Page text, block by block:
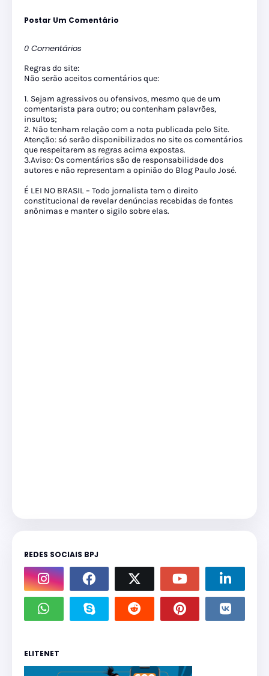
Postar Um Comentário
0 Comentários
Regras do site:
Não serão aceitos comentários que:
1. Sejam agressivos ou ofensivos, mesmo que de um
comentarista para outro; ou contenham palavrões,
insultos;
2. Não tenham relação com a nota publicada pelo Site.
Atenção: só serão disponibilizados no site os comentários
que respeitarem as regras acima expostas.
3.Aviso: Os comentários são de responsabilidade dos
autores e não representam a opinião do Blog Paulo José.
É LEI NO BRASIL – Todo jornalista tem o direito
constitucional de revelar denúncias recebidas de fontes
anônimas e manter o sigilo sobre elas.
REDES SOCIAIS BPJ
ELITENET